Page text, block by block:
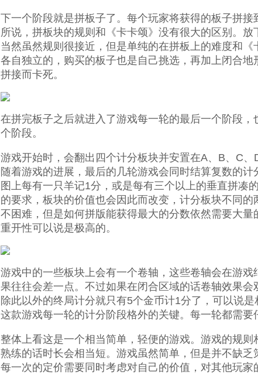
下一个阶段就是拼板子了。每个玩家将获得的板子拼
所说，拼板块的规则和《卡卡颂》没有很大的区别。
当然虽然规则很接近，但是单纯的在拼板上的难度和
各自独立的，购买的板子也是自己挑选，再加上闭合
拼接而卡死。
在拼完板子之后就进入了游戏每一轮的最后一个阶段
个阶段。
游戏开始时，会翻出四个计分板块并安置在A、B、C
随着游戏的进展，最后的几轮游戏会同时结算复数的
图上每有一只羊记1分，或是每有三个以上的垂直拼凑
的要求，板块的价值也会因此而改变，计分板块不同
不困难，但是如何拼版能获得最大的分数依然需要大
重开性可以说是极高的。
游戏中的一些板块上会有一个卷轴，这些卷轴会在游
果往往会差一点。不过如果在闭合区域的话卷轴效果
除此以外的终局计分就只有5个金币计1分了，可以说
这款游戏每一轮的计分阶段格外的关键。每一轮都需要
整体上看这是一个相当简单，轻便的游戏。游戏的规
熟练的话时长会相当短。游戏虽然简单，但是并不缺
每一次的定价需要同时考虑对自己的价值，对其他玩